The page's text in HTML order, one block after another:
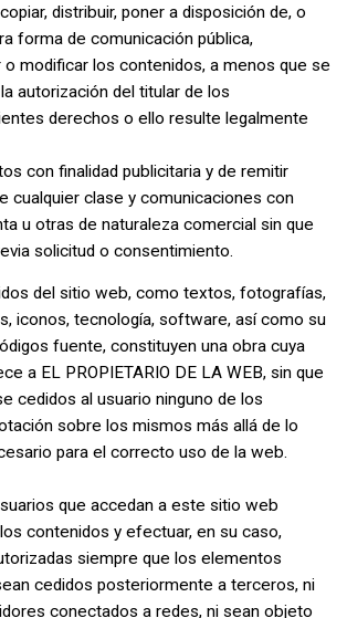
distribuir, poner a disposición de, o
forma de comunicación pública,
modificar los contenidos, a menos que se
autorización del titular de los
derechos o ello resulte legalmente
con finalidad publicitaria y de remitir
cualquier clase y comunicaciones con
u otras de naturaleza comercial sin que
solicitud o consentimiento.
del sitio web, como textos, fotografías,
iconos, tecnología, software, así como su
fuente, constituyen una obra cuya
a EL PROPIETARIO DE LA WEB, sin que
cedidos al usuario ninguno de los
sobre los mismos más allá de lo
para el correcto uso de la web.
que accedan a este sitio web
contenidos y efectuar, en su caso,
siempre que los elementos
cedidos posteriormente a terceros, ni
conectados a redes, ni sean objeto